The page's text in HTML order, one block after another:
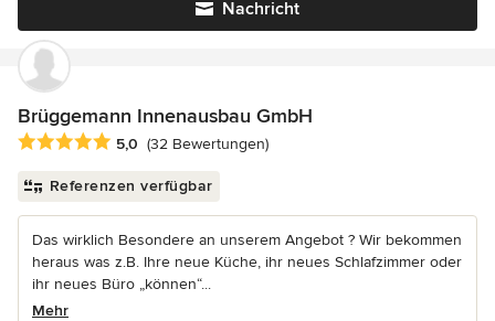
Nachricht
Brüggemann Innenausbau GmbH
Durchschnittliche Bewertung: 5 von 5 Sternen
5,0 (32 Bewertungen)
Referenzen verfügbar
Das wirklich Besondere an unserem Angebot ? Wir bekommen
heraus was z.B. Ihre neue Küche, ihr neues Schlafzimmer oder
ihr neues Büro „können“...
Mehr